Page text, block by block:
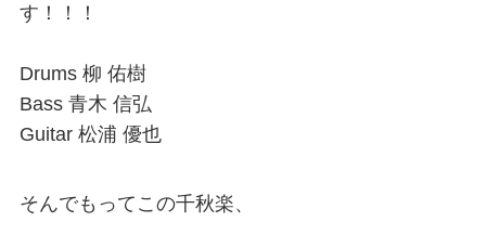
す！！！
Drums 柳 佑樹
Bass 青木 信弘
Guitar 松浦 優也
そんでもってこの千秋楽、